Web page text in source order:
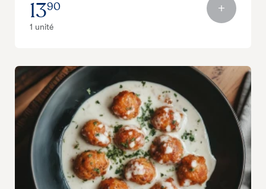
1390
1 unité